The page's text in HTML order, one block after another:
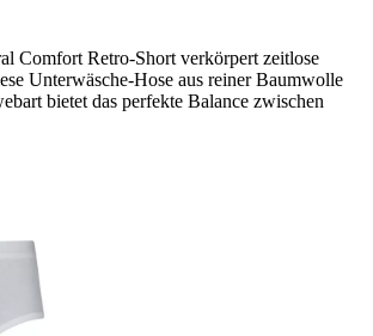
Comfort Retro-Short verkörpert zeitlose
Unterwäsche-Hose aus reiner Baumwolle
bietet das perfekte Balance zwischen